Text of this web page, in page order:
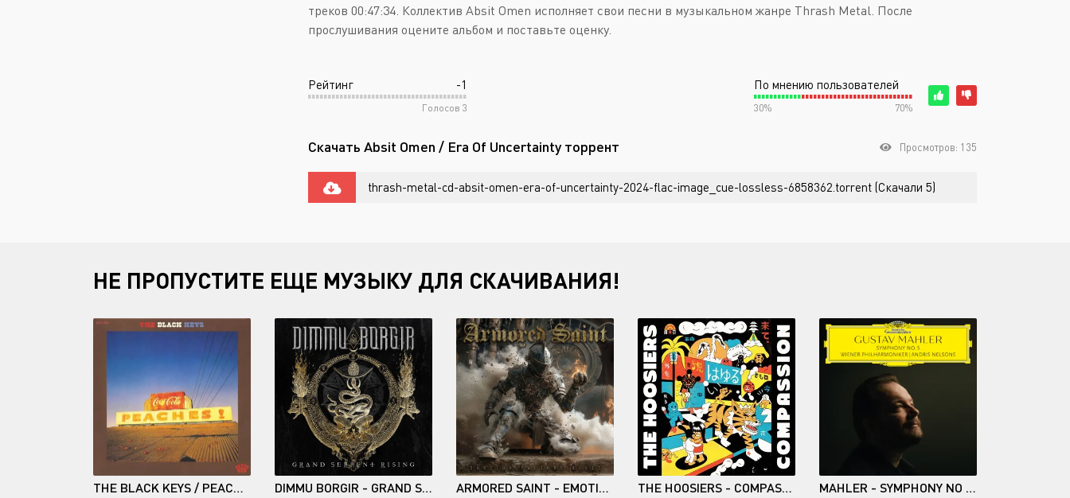
треков 00:47:34. Коллектив Absit Omen исполняет свои песни в музыкальном жанре Thrash Metal. После
прослушивания оцените альбом и поставьте оценку.
Рейтинг -1
Голосов 3
По мнению пользователей
30% 70%
Скачать Absit Omen / Era Of Uncertainty торрент Просмотров: 135
thrash-metal-cd-absit-omen-era-of-uncertainty-2024-flac-image_cue-lossless-6858362.torrent (Скачали 5)
НЕ ПРОПУСТИТЕ ЕЩЕ МУЗЫКУ ДЛЯ СКАЧИВАНИЯ!
THE BLACK KEYS / PEACHES! DIMMU BORGIR - GRAND SERPENT RISING ARMORED SAINT - EMOTION FACTORY RESET THE HOOSIERS - COMPASSION MAHLER - SYMPHONY NO 5 - WIENER PHILHARMONIKER, ANDRIS NELSONS (2026)